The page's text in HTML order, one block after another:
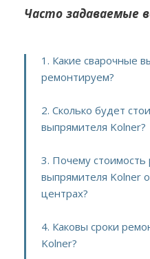
Часто задаваемые
1. Какие сварочные
ремонтируем?
2. Сколько будет
выпрямителя Kolner?
3. Почему стоимость
выпрямителя Kolner
центрах?
4. Каковы сроки
Kolner?